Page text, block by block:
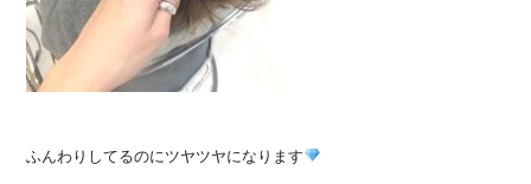
ふんわりしてるのにツヤツヤになります